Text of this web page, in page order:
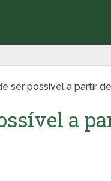
ser possível a partir
a